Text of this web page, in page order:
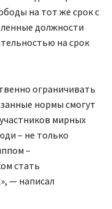
на тот же срок с
должности
на срок
ограничивать
нормы смогут
мирных
– не только
–
стать
— написал